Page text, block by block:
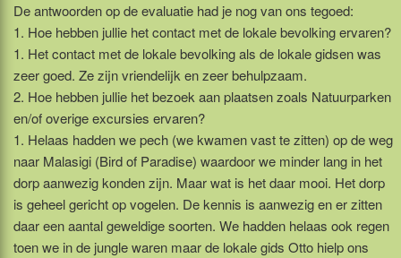
De antwoorden op de evaluatie had je nog van ons tegoed:
1. Hoe hebben jullie het contact met de lokale bevolking ervaren?
1. Het contact met de lokale bevolking als de lokale gidsen was
zeer goed. Ze zijn vriendelijk en zeer behulpzaam.
2. Hoe hebben jullie het bezoek aan plaatsen zoals Natuurparken
en/of overige excursies ervaren?
1. Helaas hadden we pech (we kwamen vast te zitten) op de weg
naar Malasigi (Bird of Paradise) waardoor we minder lang in het
dorp aanwezig konden zijn. Maar wat is het daar mooi. Het dorp
is geheel gericht op vogelen. De kennis is aanwezig en er zitten
daar een aantal geweldige soorten. We hadden helaas ook regen
toen we in de jungle waren maar de lokale gids Otto hielp ons